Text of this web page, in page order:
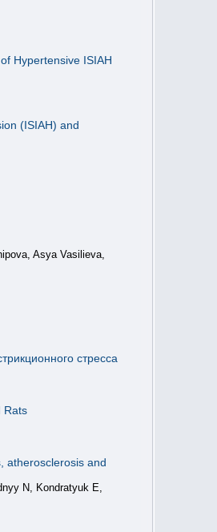
Hypertensive ISIAH
(ISIAH) and
Asya Vasilieva,
стресса
Rats
atherosclerosis and
N, Kondratyuk E,